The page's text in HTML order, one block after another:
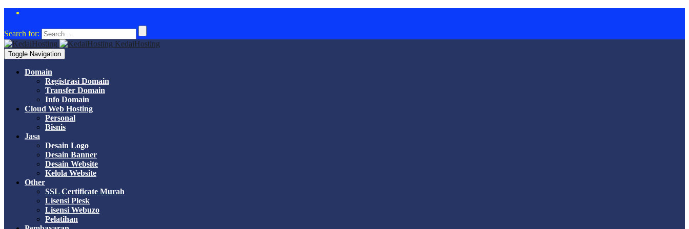
Search for:
KedaiHosting
Toggle Navigation
Domain
Registrasi Domain
Transfer Domain
Info Domain
Cloud Web Hosting
Personal
Bisnis
Jasa
Desain Logo
Desain Banner
Desain Website
Kelola Website
Other
SSL Certificate Murah
Lisensi Plesk
Lisensi Webuzo
Pelatihan